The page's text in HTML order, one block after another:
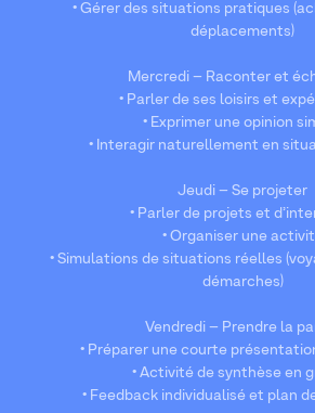
• Gérer des situations pratiques
déplacements)
Mercredi – Raconter et
• Parler de ses loisirs et
• Exprimer une opinion
• Interagir naturellement en
Jeudi – Se projeter
• Parler de projets et
• Organiser une
• Simulations de situations réelles
démarches)
Vendredi – Prendre la
• Préparer une courte
• Activité de synthèse en
• Feedback individualisé et plan